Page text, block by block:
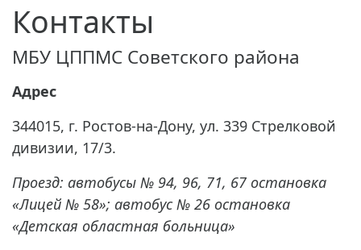
Контакты
МБУ ЦППМС Советского района
Адрес
344015, г. Ростов-на-Дону, ул. 339 Стрелковой
дивизии, 17/3.
Проезд: автобусы № 94, 96, 71, 67 остановка
«Лицей № 58»; автобус № 26 остановка
«Детская областная больница»